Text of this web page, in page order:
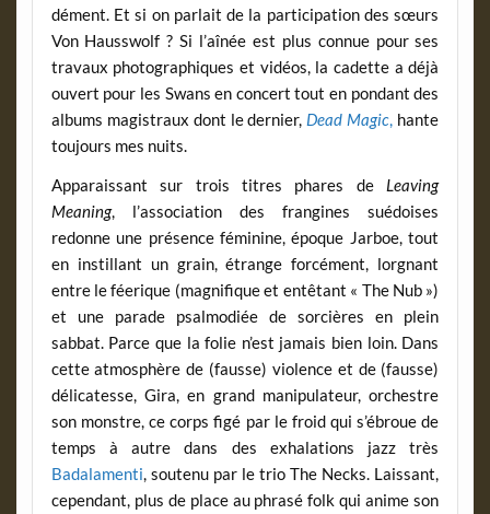
dément. Et si on parlait de la participation des sœurs
Von Hausswolf ? Si l’aînée est plus connue pour ses
travaux photographiques et vidéos, la cadette a déjà
ouvert pour les Swans en concert tout en pondant des
albums magistraux dont le dernier, Dead Magic, hante
toujours mes nuits.
Apparaissant sur trois titres phares de Leaving
Meaning, l’association des frangines suédoises
redonne une présence féminine, époque Jarboe, tout
en instillant un grain, étrange forcément, lorgnant
entre le féerique (magnifique et entêtant « The Nub »)
et une parade psalmodiée de sorcières en plein
sabbat. Parce que la folie n’est jamais bien loin. Dans
cette atmosphère de (fausse) violence et de (fausse)
délicatesse, Gira, en grand manipulateur, orchestre
son monstre, ce corps figé par le froid qui s’ébroue de
temps à autre dans des exhalations jazz très
Badalamenti, soutenu par le trio The Necks. Laissant,
cependant, plus de place au phrasé folk qui anime son